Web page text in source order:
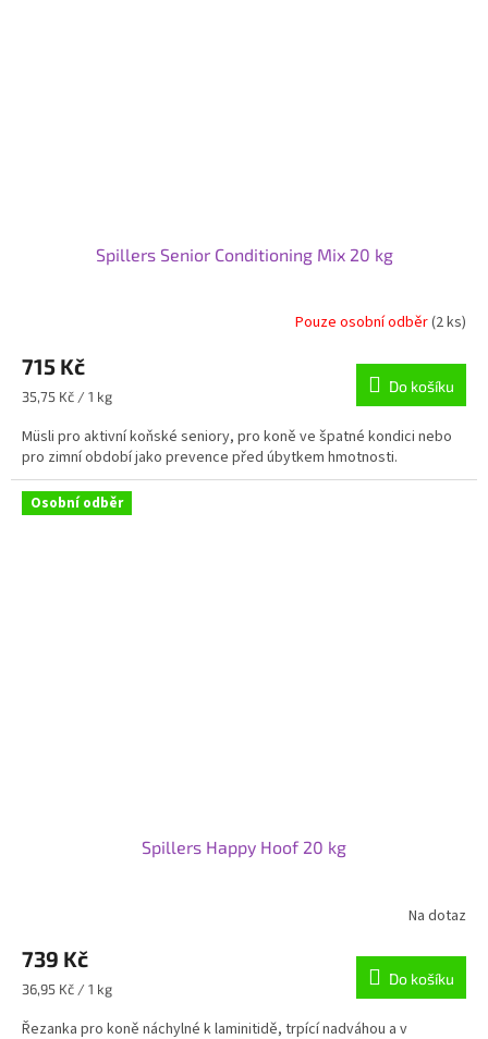
Spillers Senior Conditioning Mix 20 kg
Pouze osobní odběr(2 ks)
715 Kč
Měrná
35,75 Kč / 1 kg
Do košíku
Müsli pro aktivní koňské seniory, pro koně ve špatné kondici nebo
pro zimní období jako prevence před úbytkem hmotnosti.
Osobní odběr
Spillers Happy Hoof 20 kg
Na dotaz
739 Kč
Měrná
36,95 Kč / 1 kg
Do košíku
Řezanka pro koně náchylné k laminitidě, trpící nadváhou a v